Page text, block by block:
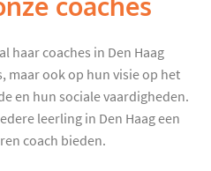
coaches
haar coaches in Den Haag
maar ook op hun visie op het
en hun sociale vaardigheden.
leerling in Den Haag een
coach bieden.